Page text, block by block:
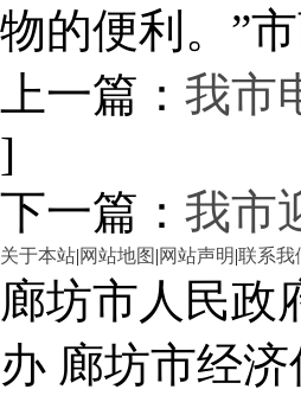
物的便利。”
上一篇： 我市
]
下一篇： 我市
关于本站|网站地图 |网站声明|联系我
廊坊市人民政
办 廊坊市经